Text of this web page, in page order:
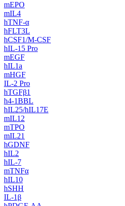
mEPO
mIL4
hTNF-α
hFLT3L
hCSF1/M-CSF
hIL-15 Pro
mEGF
hIL1a
mHGF
IL-2 Pro
hTGFβ1
h4-1BBL
hIL25/hIL17E
mIL12
mTPO
mIL21
hGDNF
hIL2
hIL-7
mTNFα
hIL10
hSHH
IL-1β